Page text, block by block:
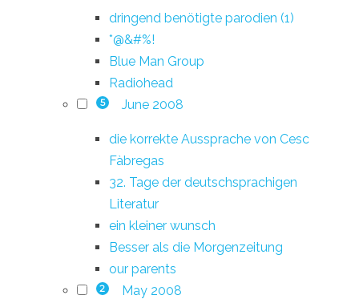
dringend benötigte parodien (1)
*@&#%!
Blue Man Group
Radiohead
5 June 2008
die korrekte Aussprache von Cesc
Fàbregas
32. Tage der deutschsprachigen
Literatur
ein kleiner wunsch
Besser als die Morgenzeitung
our parents
2 May 2008